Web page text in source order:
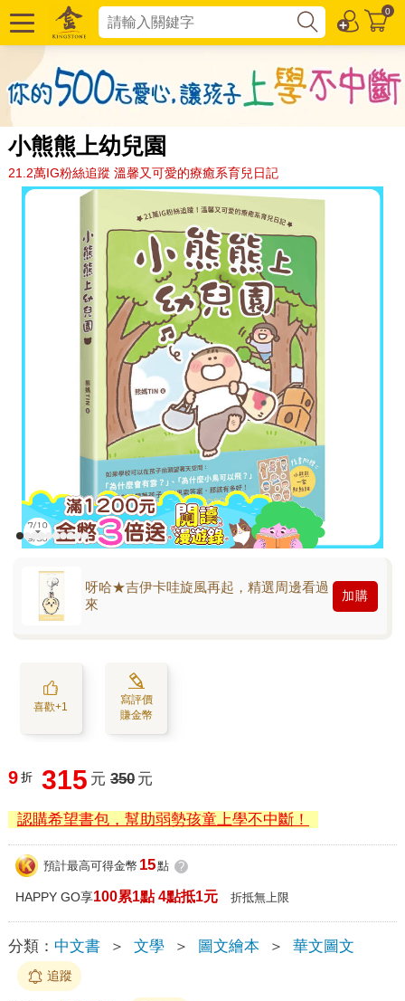
0
小熊熊上幼兒園
21.2萬IG粉絲追蹤 溫馨又可愛的療癒系育兒日記
呀哈★吉伊卡哇旋風再起，精選周邊看過
來
加購
喜歡+1
寫評價
賺金幣
9 折 315 元 350 元
認購希望書包，幫助弱勢孩童上學不中斷！
預計最高可得金幣 15點 ?
HAPPY GO享100累1點 4點抵1元 折抵無上限
分類： 中文書 ＞ 文學 ＞ 圖文繪本 ＞ 華文圖文
追蹤